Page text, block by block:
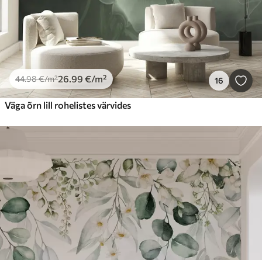
44.98€/m²26.99 €/m² 16
Väga õrn lill rohelistes värvides